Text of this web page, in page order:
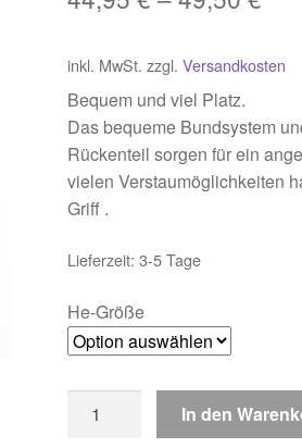
inkl. MwSt. zzgl.Versandkosten
Bequem und viel Platz.
Das bequeme Bundsystem
Rückenteil sorgen für ein
vielen Verstaumöglichkeiten
Griff .
Lieferzeit:3-5 Tage
He-Größe
Planam
In den